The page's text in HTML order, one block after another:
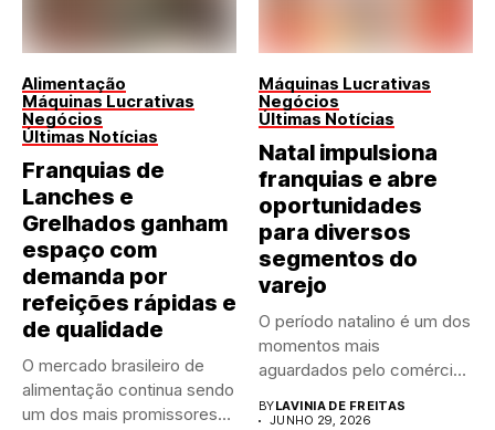
Alimentação
Máquinas Lucrativas
Negócios
Últimas Notícias
Franquias de
Lanches e
Grelhados ganham
espaço com
demanda por
refeições rápidas e
de qualidade
O mercado brasileiro de
alimentação continua sendo
um dos mais promissores
Máquinas Lucrativas
Negócios
Últimas Notícias
Natal impulsiona
franquias e abre
oportunidades
para diversos
segmentos do
varejo
O período natalino é um dos
momentos mais
aguardados pelo comércio
BYLAVINIA DE FREITAS
JUNHO 29, 2026